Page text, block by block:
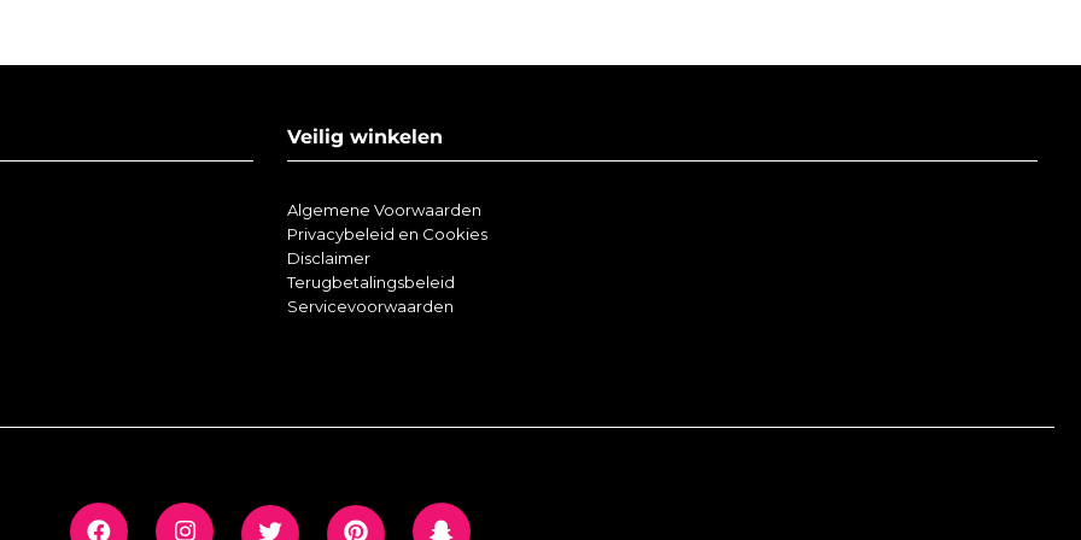
Veilig winkelen
Algemene Voorwaarden
Privacybeleid en Cookies
Disclaimer
Terugbetalingsbeleid
Servicevoorwaarden